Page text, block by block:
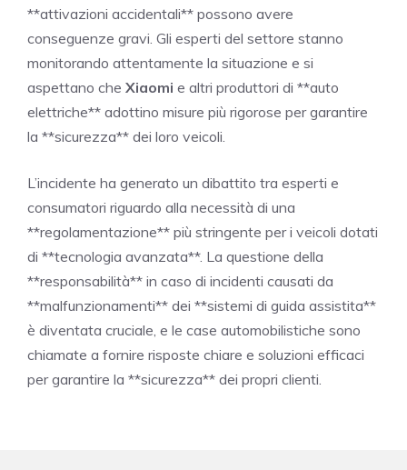
**attivazioni accidentali** possono avere
conseguenze gravi. Gli esperti del settore stanno
monitorando attentamente la situazione e si
aspettano che Xiaomi e altri produttori di **auto
elettriche** adottino misure più rigorose per garantire
la **sicurezza** dei loro veicoli.
L’incidente ha generato un dibattito tra esperti e
consumatori riguardo alla necessità di una
**regolamentazione** più stringente per i veicoli dotati
di **tecnologia avanzata**. La questione della
**responsabilità** in caso di incidenti causati da
**malfunzionamenti** dei **sistemi di guida assistita**
è diventata cruciale, e le case automobilistiche sono
chiamate a fornire risposte chiare e soluzioni efficaci
per garantire la **sicurezza** dei propri clienti.